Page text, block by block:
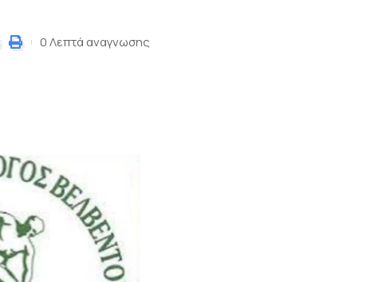
0 Λεπτά αναγνωσης